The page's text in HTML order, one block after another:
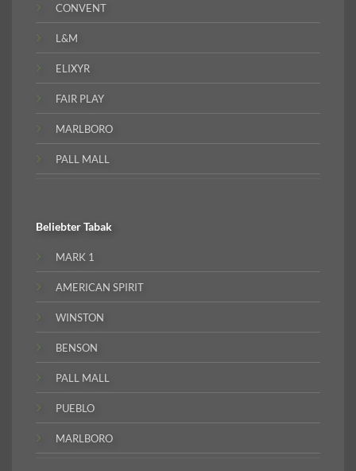
CONVENT
L&M
ELIXYR
FAIR PLAY
MARLBORO
PALL MALL
BeliebterTabak
MARK 1
AMERICAN SPIRIT
WINSTON
BENSON
PALL MALL
PUEBLO
MARLBORO